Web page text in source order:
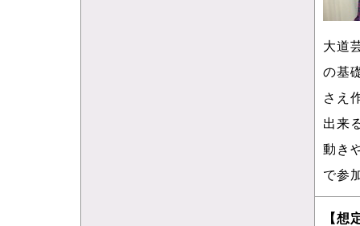
大道
の基
さえ
出来
動き
で参
【想